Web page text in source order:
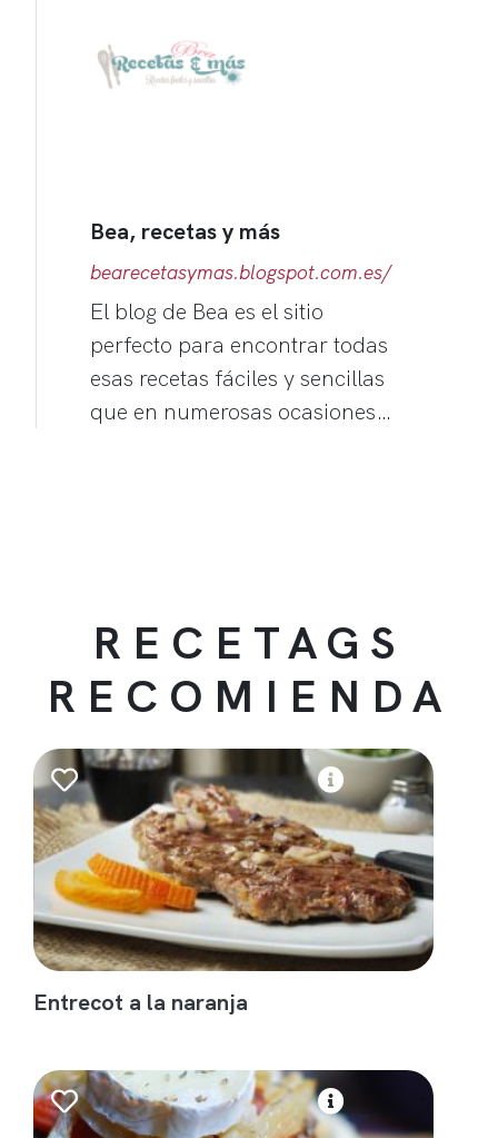
Bea, recetas y más
bearecetasymas.blogspot.com.es/
El blog de Bea es el sitio
perfecto para encontrar todas
esas recetas fáciles y sencillas
que en numerosas ocasiones…
RECETAGS
RECOMIENDA
Entrecot a la naranja